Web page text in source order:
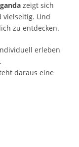
zeigt sich
Und
zu entdecken.
erleben
daraus eine